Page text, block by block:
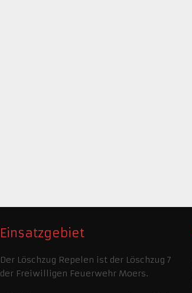
Einsatzgebiet
Der Löschzug Repelen ist der Löschzug 7
der Freiwilligen Feuerwehr Moers.